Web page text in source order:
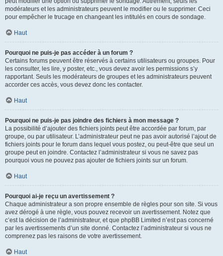
modérateurs et les administrateurs peuvent le modifier ou le supprimer. Ceci
pour empêcher le trucage en changeant les intitulés en cours de sondage.
Haut
Pourquoi ne puis-je pas accéder à un forum ?
Certains forums peuvent être réservés à certains utilisateurs ou groupes. Pour
les consulter, les lire, y poster, etc., vous devez avoir les permissions s’y
rapportant. Seuls les modérateurs de groupes et les administrateurs peuvent
accorder ces accès, vous devez donc les contacter.
Haut
Pourquoi ne puis-je pas joindre des fichiers à mon message ?
La possibilité d’ajouter des fichiers joints peut être accordée par forum, par
groupe, ou par utilisateur. L’administrateur peut ne pas avoir autorisé l’ajout de
fichiers joints pour le forum dans lequel vous postez, ou peut-être que seul un
groupe peut en joindre. Contactez l’administrateur si vous ne savez pas
pourquoi vous ne pouvez pas ajouter de fichiers joints sur un forum.
Haut
Pourquoi ai-je reçu un avertissement ?
Chaque administrateur a son propre ensemble de règles pour son site. Si vous
avez dérogé à une règle, vous pouvez recevoir un avertissement. Notez que
c’est la décision de l’administrateur, et que phpBB Limited n’est pas concerné
par les avertissements d’un site donné. Contactez l’administrateur si vous ne
comprenez pas les raisons de votre avertissement.
Haut